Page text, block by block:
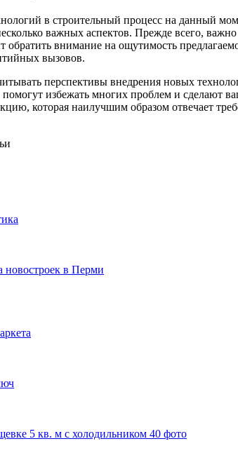
в строительный процесс на данный
важных аспектов. Прежде всего,
обратить внимание на ощутимость
вызовов.
перспективы внедрения новых
избежать многих проблем и сделают
которая наилучшим образом отвечает
новостроек в Перми
5 кв. м с холодильником 40 фото